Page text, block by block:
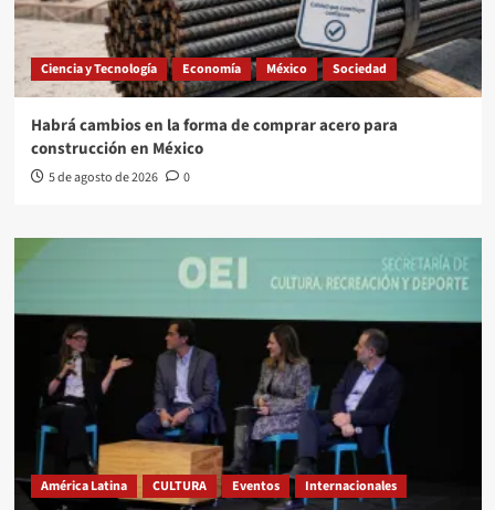
Ciencia y Tecnología Economía México Sociedad
Habrá cambios en la forma de comprar acero para
construcción en México
5 de agosto de 2026 0
América Latina CULTURA Eventos Internacionales